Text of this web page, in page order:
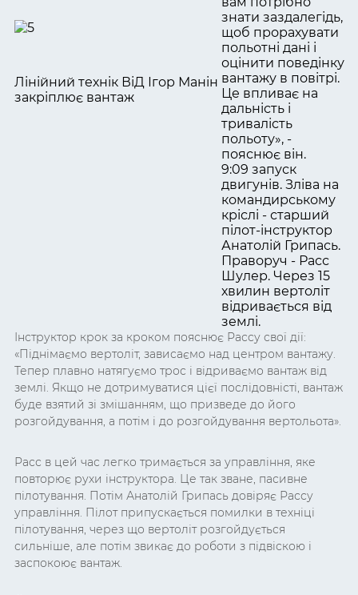
Лінійний технік ВіД Ігор Манін
закріплює вантаж
знати заздалегідь,
щоб прорахувати
польотні дані і
оцінити поведінку
вантажу в повітрі.
Це впливає на
дальність і
тривалість
польоту», -
пояснює він.
9:09 запуск
двигунів. Зліва на
командирському
кріслі - старший
пілот-інструктор
Анатолій Грипась.
Праворуч - Расс
Шулер. Через 15
хвилин вертоліт
відривається від
землі.
Інструктор крок за кроком пояснює Рассу свої дії:
«Піднімаємо вертоліт, зависаємо над центром вантажу.
Тепер плавно натягуємо трос і відриваємо вантаж від
землі. Якщо не дотримуватися цієї послідовністі, вантаж
буде взятий зі змішанням, що призведе до його
розгойдування, а потім і до розгойдування вертольота».
Расс в цей час легко тримається за управління, яке
повторює рухи інструктора. Це так зване, пасивне
пілотування. Потім Анатолій Грипась довіряє Рассу
управління. Пілот припускається помилки в техніці
пілотування, через що вертоліт розгойдується
сильніше, але потім звикає до роботи з підвіскою і
заспокоює вантаж.